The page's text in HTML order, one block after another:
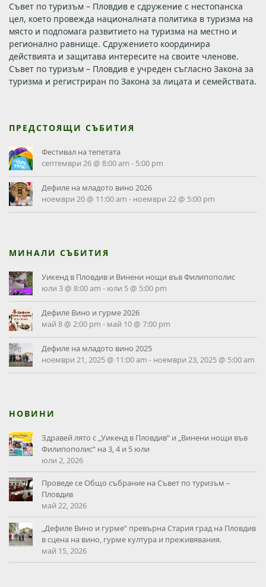
Съвет по туризъм – Пловдив е сдружение с нестопанска
цел, което провежда националната политика в туризма на
място и подпомага развитието на туризма на местно и
регионално равнище. Сдружението координира
действията и защитава интересите на своите членове.
Съвет по туризъм – Пловдив е учреден съгласно Закона за
туризма и регистриран по Закона за лицата и семействата.
ПРЕДСТОЯЩИ СЪБИТИЯ
Фестивал на тепетата
септември 26 @ 8:00 am - 5:00 pm
Дефиле на младото вино 2026
ноември 20 @ 11:00 am - ноември 22 @ 5:00 pm
МИНАЛИ СЪБИТИЯ
Уикенд в Пловдив и Винени нощи във Филипополис
юли 3 @ 8:00 am - юли 5 @ 5:00 pm
Дефиле Вино и гурме 2026
май 8 @ 2:00 pm - май 10 @ 7:00 pm
Дефиле на младото вино 2025
ноември 21, 2025 @ 11:00 am - ноември 23, 2025 @ 5:00 am
НОВИНИ
Здравей лято с „Уикенд в Пловдив“ и „Винени нощи във
Филипополис“ на 3, 4 и 5 юли
юли 2, 2026
Проведе се Общо събрание на Съвет по туризъм –
Пловдив
май 22, 2026
„Дефиле Вино и гурме“ превърна Стария град на Пловдив
в сцена на вино, гурме култура и преживявания.
май 15, 2026